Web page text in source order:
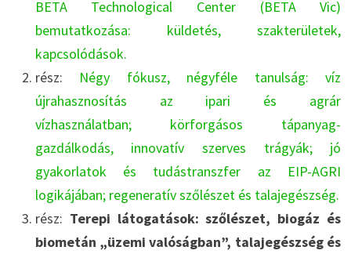
BETA Technological Center (BETA Vic)
bemutatkozása: küldetés, szakterületek,
kapcsolódások.
rész: Négy fókusz, négyféle tanulság: víz
újrahasznosítás az ipari és agrár
vízhasználatban; körforgásos tápanyag-
gazdálkodás, innovatív szerves trágyák; jó
gyakorlatok és tudástranszfer az EIP-AGRI
logikájában; regeneratív szőlészet és talajegészség.
rész: Terepi látogatások: szőlészet, biogáz és
biometán „üzemi valóságban”, talajegészség és